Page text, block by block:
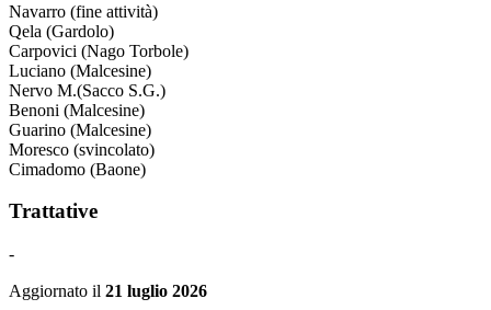
Navarro (fine attività)
Qela (Gardolo)
Carpovici (Nago Torbole)
Luciano (Malcesine)
Nervo M.(Sacco S.G.)
Benoni (Malcesine)
Guarino (Malcesine)
Moresco (svincolato)
Cimadomo (Baone)
Trattative
-
Aggiornato il 21 luglio 2026